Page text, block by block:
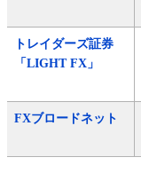
トレイダーズ証券
「LIGHT FX」
FXブロードネット